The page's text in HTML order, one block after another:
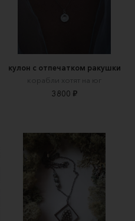
кулон с отпечатком ракушки
корабли хотят на юг
3800 ₽